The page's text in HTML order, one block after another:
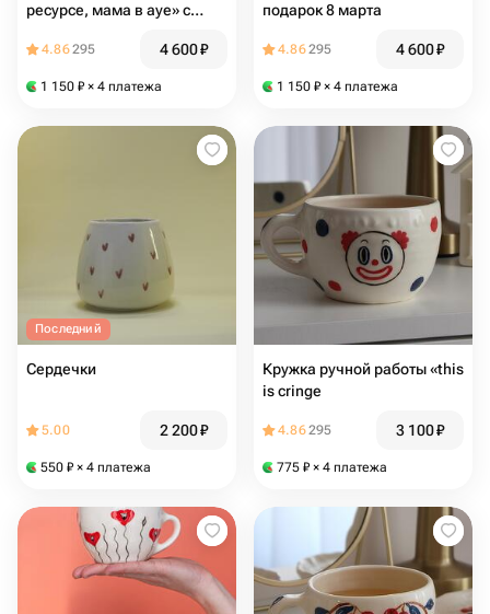
ресурсе, мама в а️уе» с
4.86295 4 600₽
1 150 ₽ × 4 платежа
подарок 8 марта
4.86295 4 600₽
1 150 ₽ × 4 платежа
Последний
Сердечки
5.00 2 200₽
550 ₽ × 4 платежа
Кружка ручной работы «this
is cringe
4.86295 3 100₽
775 ₽ × 4 платежа